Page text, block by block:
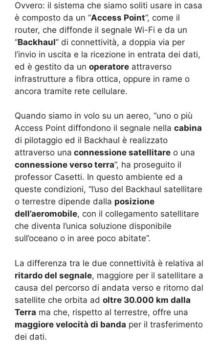
Ovvero: il sistema che siamo soliti usare in casa
è composto da un “Access Point”, come il
router, che diffonde il segnale Wi-Fi e da un
“Backhaul” di connettività, a doppia via per
l’invio in uscita e la ricezione in entrata dei dati,
ed è gestito da un operatore attraverso
infrastrutture a fibra ottica, oppure in rame o
ancora tramite rete cellulare.
Quando siamo in volo su un aereo, “uno o più
Access Point diffondono il segnale nella cabina
di pilotaggio ed il Backhaul è realizzato
attraverso una connessione satellitare o una
connessione verso terra”, ha proseguito il
professor Casetti. In questo ambiente ed a
queste condizioni, “l’uso del Backhaul satellitare
o terrestre dipende dalla posizione
dell’aeromobile, con il collegamento satellitare
che diventa l’unica soluzione disponibile
sull’oceano o in aree poco abitate”.
La differenza tra le due connettività è relativa al
ritardo del segnale, maggiore per il satellitare a
causa del percorso di andata verso e ritorno dal
satellite che orbita ad oltre 30.000 km dalla
Terra ma che, rispetto al terrestre, offre una
maggiore velocità di banda per il trasferimento
dei dati.